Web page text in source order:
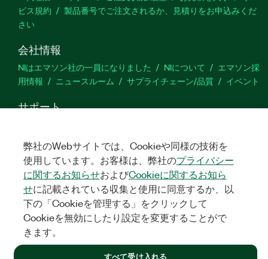
ビス規約
製品番号でご注文されるか、見積りをお申込みくだ
さい
会社情報
NIはエマソン社の一員になりました NIについて
エマソン採
用情報
ニュースルーム サプライチェーン/品質 イベント
サポート
するご意見
TwitterYouTube
©NATIONAL INSTRUMENTS CORP. ALL RIGHTS RESERVED.
弊社のWebサイトでは、Cookieや同様の技術を
使用しています。お客様は、弊社のプライバシー
に関するお知らせおよびCookieに関するお知ら
せに記載されている収集と使用に同意するか、以
下の「Cookieを管理する」をクリックして
Cookieを無効にしたり設定を変更することがで
きます。
すべて受け入れる